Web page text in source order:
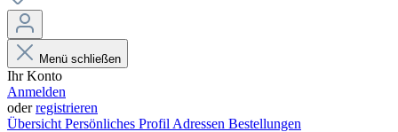
Menü schließen
Ihr Konto
Anmelden
oderregistrieren
Übersicht Persönliches Profil Adressen Bestellungen